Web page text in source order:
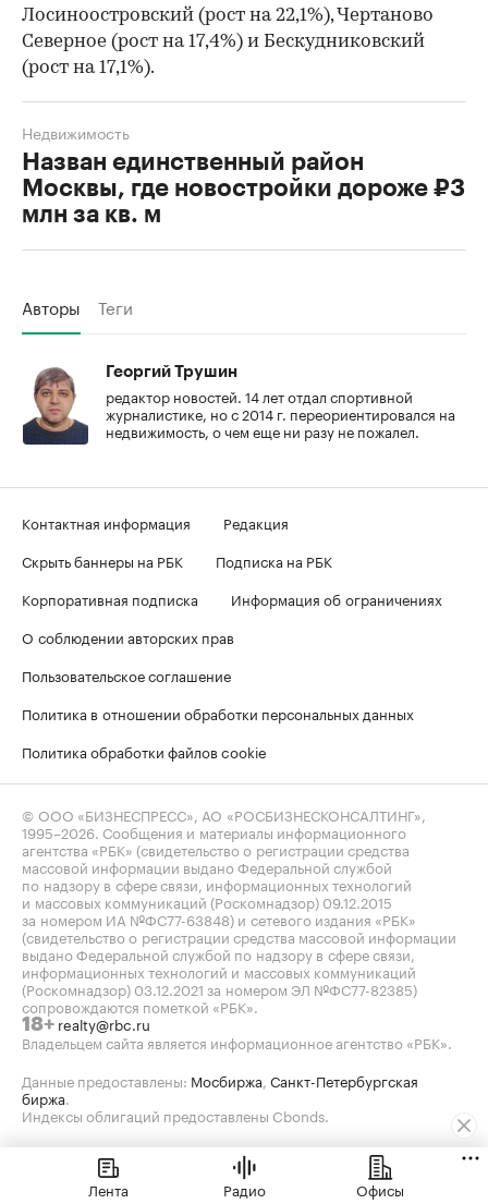
Лосиноостровский (рост на 22,1%), Чертаново
Северное (рост на 17,4%) и Бескудниковский
(рост на 17,1%).
Назван единственный район
Москвы, где новостройки дороже ₽3
млн за кв. м
Недвижимость
Авторы Теги
Георгий Трушин
редактор новостей. 14 лет отдал спортивной
журналистике, но с 2014 г. переориентировался на
недвижимость, о чем еще ни разу не пожалел.
Контактная информация
Редакция
Скрыть баннеры на РБК
Подписка на РБК
Корпоративная подписка
Информация об ограничениях
О соблюдении авторских прав
Пользовательское соглашение
Политика в отношении обработки персональных данных
Политика обработки файлов cookie
© ООО «БИЗНЕСПРЕСС», АО «РОСБИЗНЕСКОНСАЛТИНГ»,
1995–2026 . Сообщения и материалы информационного
агентства «РБК» (свидетельство о регистрации средства
массовой информации выдано Федеральной службой
по надзору в сфере связи, информационных технологий
и массовых коммуникаций (Роскомнадзор) 09.12.2015
за номером ИА №ФС77-63848) и сетевого издания «РБК»
(свидетельство о регистрации средства массовой информации
выдано Федеральной службой по надзору в сфере связи,
информационных технологий и массовых коммуникаций
(Роскомнадзор) 03.12.2021 за номером ЭЛ №ФС77-82385)
сопровождаются пометкой «РБК».
18+ realty@rbc.ru
Владельцем сайта является информационное агентство «РБК».
Данные предоставлены: Мосбиржа Санкт-Петербургская
биржа
Индексы облигаций предоставлены Cbonds.
Лента Радио Офисы